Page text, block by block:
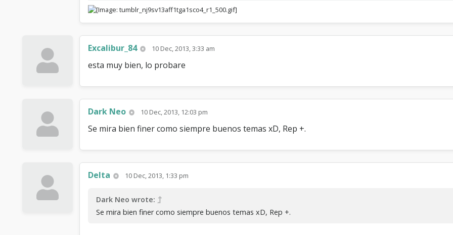
Excalibur_84 10 Dec, 2013, 3:33 am
esta muy bien, lo probare
Dark Neo 10 Dec, 2013, 12:03 pm
Se mira bien finer como siempre buenos temas xD, Rep +.
Delta 10 Dec, 2013, 1:33 pm
Dark Neo wrote:
Se mira bien finer como siempre buenos temas xD, Rep +.